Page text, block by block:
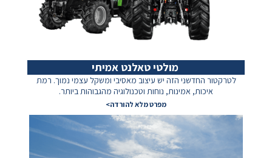
מולטי טאלנט אמיתי
לטרקטור החדשני הזה יש עיצוב מאסיבי ומשקל עצמי נמוך. רמת
איכות, אמינות, נוחות וטכנולוגיה מהגבוהות ביותר.
מפרט מלא להורדה>